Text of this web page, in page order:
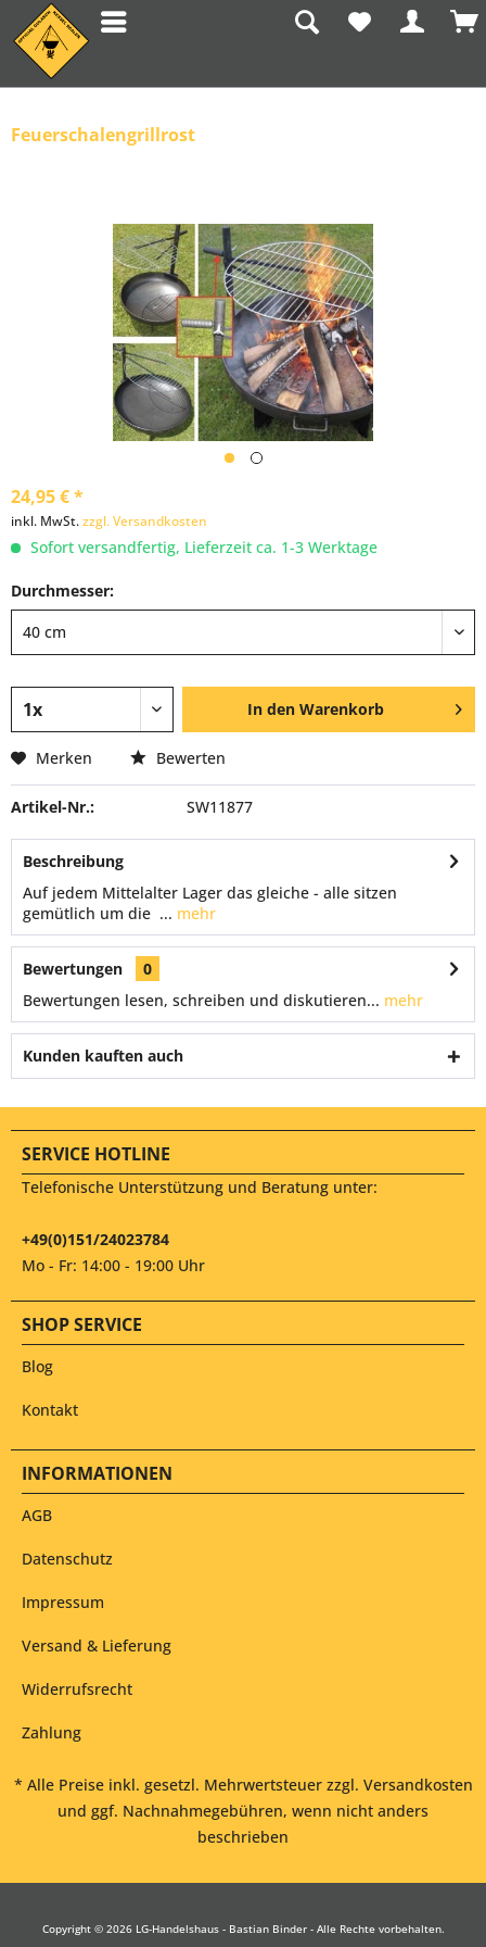
Feuerschalengrillrost
24,95 € *
inkl. MwSt.zzgl. Versandkosten
Sofort versandfertig, Lieferzeit ca. 1-3 Werktage
Durchmesser:
In den Warenkorb
Merken Bewerten
Artikel-Nr.: SW11877
Beschreibung
Auf jedem Mittelalter Lager das gleiche - alle sitzen
gemütlich um die ... mehr
Bewertungen
0
Bewertungen lesen, schreiben und diskutieren... mehr
Kunden kauften auch
SERVICE HOTLINE
Telefonische Unterstützung und Beratung unter:
+49(0)151/24023784
Mo - Fr: 14:00 - 19:00 Uhr
SHOP SERVICE
Blog
Kontakt
INFORMATIONEN
AGB
Datenschutz
Impressum
Versand & Lieferung
Widerrufsrecht
Zahlung
* Alle Preise inkl. gesetzl. Mehrwertsteuer zzgl. Versandkosten
und ggf. Nachnahmegebühren, wenn nicht anders
beschrieben
Copyright © 2026 LG-Handelshaus - Bastian Binder - Alle Rechte vorbehalten.